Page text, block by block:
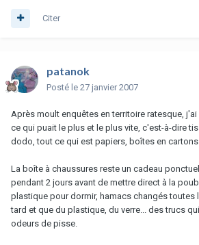
Citer
patanok
Posté le 27 janvier 2007
Après moult enquêtes en territoire ratesque,
ce qui puait le plus et le plus vite, c'est-à-dire
dodo, tout ce qui est papiers, boîtes en
La boîte à chaussures reste un cadeau
pendant 2 jours avant de mettre direct à la
plastique pour dormir, hamacs changés toutes
tard et que du plastique, du verre... des trucs
odeurs de pisse.